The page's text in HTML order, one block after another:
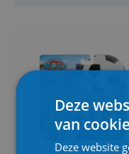
Deze
van
Deze website